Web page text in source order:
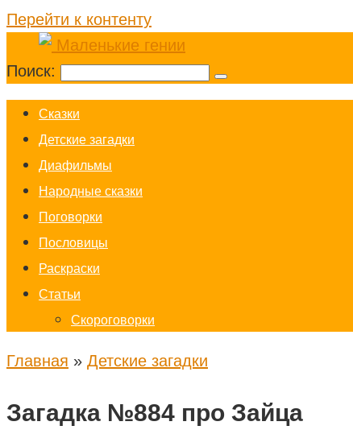
Перейти к контенту
Поиск:
Cказки
Детские загадки
Диафильмы
Народные сказки
Поговорки
Пословицы
Раскраски
Статьи
Скороговорки
Главная » Детские загадки
Загадка №884 про Зайца